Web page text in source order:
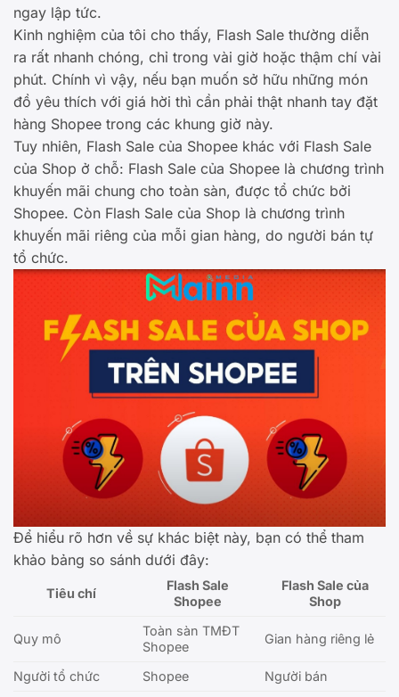
ngay lập tức.
Kinh nghiệm của tôi cho thấy, Flash Sale thường diễn
ra rất nhanh chóng, chỉ trong vài giờ hoặc thậm chí vài
phút. Chính vì vậy, nếu bạn muốn sở hữu những món
đồ yêu thích với giá hời thì cần phải thật nhanh tay đặt
hàng Shopee trong các khung giờ này.
Tuy nhiên, Flash Sale của Shopee khác với Flash Sale
của Shop ở chỗ: Flash Sale của Shopee là chương trình
khuyến mãi chung cho toàn sàn, được tổ chức bởi
Shopee. Còn Flash Sale của Shop là chương trình
khuyến mãi riêng của mỗi gian hàng, do người bán tự
tổ chức.
Để hiểu rõ hơn về sự khác biệt này, bạn có thể tham
khảo bảng so sánh dưới đây:
Tiêu chí
Flash Sale
Shopee
Flash Sale của
Shop
Quy mô
Toàn sàn TMĐT
Shopee
Gian hàng riêng lẻ
Người tổ chức Shopee Người bán